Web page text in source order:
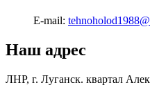
E-mail:
Наш адрес
ЛНР, г. Луганск. квартал